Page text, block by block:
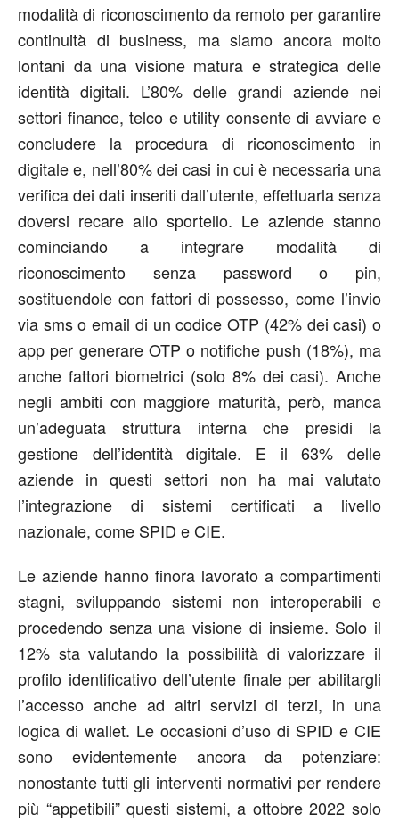
modalità di riconoscimento da remoto per garantire
continuità di business, ma siamo ancora molto
lontani da una visione matura e strategica delle
identità digitali. L’80% delle grandi aziende nei
settori finance, telco e utility consente di avviare e
concludere la procedura di riconoscimento in
digitale e, nell’80% dei casi in cui è necessaria una
verifica dei dati inseriti dall’utente, effettuarla senza
doversi recare allo sportello. Le aziende stanno
cominciando a integrare modalità di
riconoscimento senza password o pin,
sostituendole con fattori di possesso, come l’invio
via sms o email di un codice OTP (42% dei casi) o
app per generare OTP o notifiche push (18%), ma
anche fattori biometrici (solo 8% dei casi). Anche
negli ambiti con maggiore maturità, però, manca
un’adeguata struttura interna che presidi la
gestione dell’identità digitale. E il 63% delle
aziende in questi settori non ha mai valutato
l’integrazione di sistemi certificati a livello
nazionale, come SPID e CIE.
Le aziende hanno finora lavorato a compartimenti
stagni, sviluppando sistemi non interoperabili e
procedendo senza una visione di insieme. Solo il
12% sta valutando la possibilità di valorizzare il
profilo identificativo dell’utente finale per abilitargli
l’accesso anche ad altri servizi di terzi, in una
logica di wallet. Le occasioni d’uso di SPID e CIE
sono evidentemente ancora da potenziare:
nonostante tutti gli interventi normativi per rendere
più “appetibili” questi sistemi, a ottobre 2022 solo